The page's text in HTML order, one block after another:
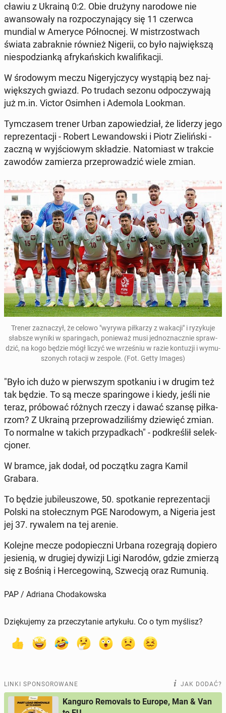
cła­wiu z Ukrainą 0:2. Obie drużyny na­ro­do­we nie
awan­so­wa­ły na roz­po­czy­na­ją­cy się 11 czerwca
mundial w Ameryce Pół­noc­nej. W mi­strzo­stwach
świata za­brak­nie również Nigerii, co było naj­więk­szą
nie­spo­dzian­ką afry­kań­skich kwa­li­fi­ka­cji.
W śro­do­wym meczu Ni­ge­ryj­czy­cy wy­stą­pią bez naj­
więk­szych gwiazd. Po trudach sezonu od­po­czy­wa­ją
już m.in. Victor Osimhen i Ademola Lookman.
Tym­cza­sem trener Urban za­po­wie­dział, że liderzy jego
re­pre­zen­ta­cji - Robert Le­wan­dow­ski i Piotr Zie­liń­ski -
zaczną w wyj­ścio­wym skła­dzie. Na­to­miast w trakcie
zawodów za­mie­rza prze­pro­wa­dzić wiele zmian.
Trener za­zna­czył, że celowo "wyrywa pił­ka­rzy z wakacji" i ry­zy­ku­je
słabsze wyniki w spa­rin­gach, po­nie­waż musi jed­no­znacz­nie spraw­
dzić, na kogo będzie mógł liczyć we wrze­śniu w razie kon­tu­zji i wy­mu­
szo­nych rotacji w zespole. (Fot. Getty Images)
"Było ich dużo w pierw­szym spo­tka­niu i w drugim też
tak będzie. To są mecze spa­rin­go­we i kiedy, jeśli nie
teraz, pró­bo­wać różnych rzeczy i dawać szansę pił­ka­
rzom? Z Ukrainą prze­pro­wa­dzi­li­śmy dzie­więć zmian.
To nor­mal­ne w takich przy­pad­kach" - pod­kre­ślił se­lek­
cjo­ner.
W bramce, jak dodał, od po­cząt­ku zagra Kamil
Grabara.
To będzie ju­bi­le­uszo­we, 50. spo­tka­nie re­pre­zen­ta­cji
Polski na sto­łecz­nym PGE Na­ro­do­wym, a Nigeria jest
jej 37. rywalem na tej arenie.
Kolejne mecze pod­opiecz­ni Urbana ro­ze­gra­ją dopiero
je­sie­nią, w drugiej dywizji Ligi Narodów, gdzie zmierzą
się z Bośnią i Her­ce­go­wi­ną, Szwecją oraz Rumunią.
PAP / Adriana Chodakowska
Dziękujemy za przeczytanie artykułu. Co o tym myślisz?
LINKI SPONSOROWANE JAK DODAĆ?
Kanguro Removals to Europe, Man & Van